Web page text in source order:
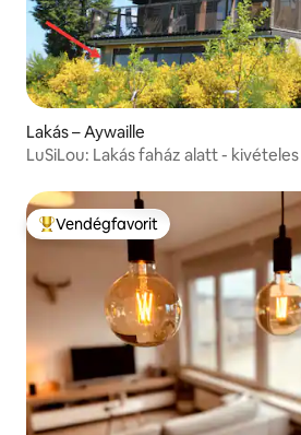
Lakás – Aywaille
LuSiLou: Lakás faház alatt -
Kiemelt vendégfavorit
Vendégfavorit